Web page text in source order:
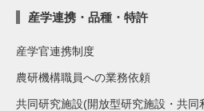
産学連携・品種・特許
産学官連携制度
農研機構職員への業務依頼
共同研究施設(開放型研究施設・共同